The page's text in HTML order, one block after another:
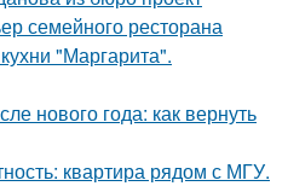
семейного ресторана
"Маргарита".
нового года: как вернуть
квартира рядом с МГУ.